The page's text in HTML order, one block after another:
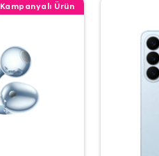
Kampanyalı Ürün